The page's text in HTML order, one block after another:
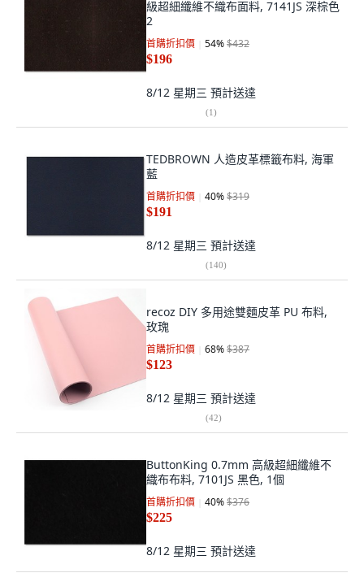
級超細纖維不織布面料, 7141JS 深棕色
2
首購折扣價 54%$432
$196
8/12 星期三 預計送達
(1)
TEDBROWN 人造皮革標籤布料, 海軍
藍
首購折扣價 40%$319
$191
8/12 星期三 預計送達
(140)
recoz DIY 多用途雙麵皮革 PU 布料,
玫瑰
首購折扣價 68%$387
$123
8/12 星期三 預計送達
(42)
ButtonKing 0.7mm 高級超細纖維不
織布布料, 7101JS 黑色, 1個
首購折扣價 40%$376
$225
8/12 星期三 預計送達